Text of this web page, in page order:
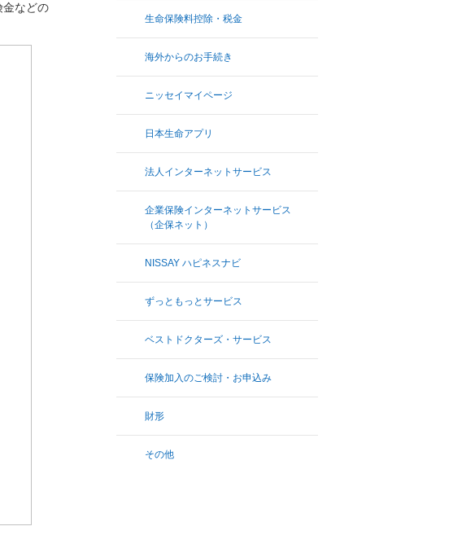
生命保険料控除・税金
海外からのお手続き
ニッセイマイページ
日本生命アプリ
法人インターネットサービス
企業保険インターネットサービス
（企保ネット）
NISSAY ハピネスナビ
ずっともっとサービス
ベストドクターズ・サービス
保険加入のご検討・お申込み
財形
その他
金などの